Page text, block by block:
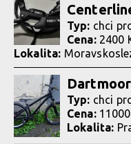
Typ: chci
Cena: 2400
Lokalita:
Typ: chci
Cena:
Lokalita: